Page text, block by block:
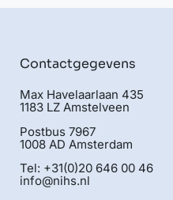
Contactgegevens
Max Havelaarlaan 435
1183 LZ Amstelveen
Postbus 7967
1008 AD Amsterdam
Tel: +31(0)20 646 00 46
info@nihs.nl